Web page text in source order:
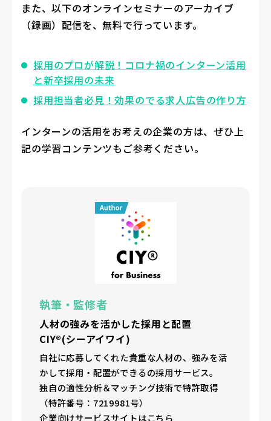
また、以下のオンラインセミナーのアーカイブ
（録画）配信を、無料で行っています。
採用のプロが解説！コロナ禍のインターン活用
と新卒採用の未来
採用担当者必見！効果のでる求人広告の作り方
インターンの活用をお考えの企業の方は、ぜひ上
記の学習コンテンツもご参考ください。
執筆・監修者
人材の強みを活かした採用と配置
CIY®(シーアイワイ)
自社に応募してくれた貴重な人材の、強みを活
かして採用・配置ができるの採用サービス。
独自の適性分析＆マッチング技術で特許取得
（特許番号：7219981号）
企業向けサービスサイトはこちら